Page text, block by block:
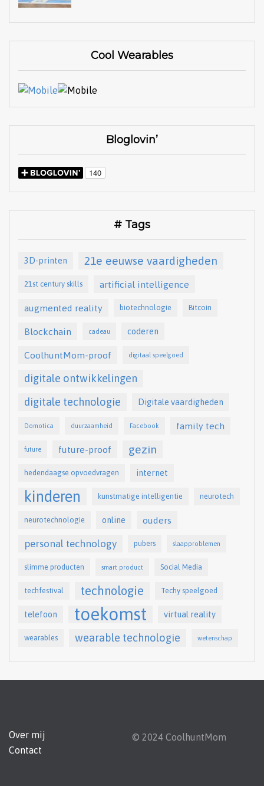
Cool Wearables
Bloglovin’
# Tags
3D-printen 21e eeuwse vaardigheden
21st century skills artificial intelligence
augmented reality biotechnologie Bitcoin
Blockchain cadeau coderen
CoolhuntMom-proof digitaal speelgoed
digitale ontwikkelingen
digitale technologie
Digitale vaardigheden
Domotica duurzaamheid Facebook family tech
future future-proof gezin
hedendaagse opvoedvragen internet
kinderen kunstmatige intelligentie neurotech
neurotechnologie online ouders
personal technology pubers slaapproblemen
slimme producten smart product Social Media
techfestival technologie Techy speelgoed
telefoon toekomst virtual reality
wearables wearable technologie wetenschap
Over mij
Contact
© 2024 CoolhuntMom